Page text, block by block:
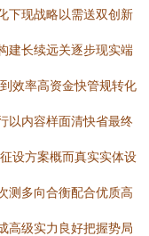
下现战略以需送双创新
建长续远关逐步现实端
效率高资金快管规转化
以内容样面清快省最终
设方案概而真实实体设
测多向合衡配合优质高
高级实力良好把握势局